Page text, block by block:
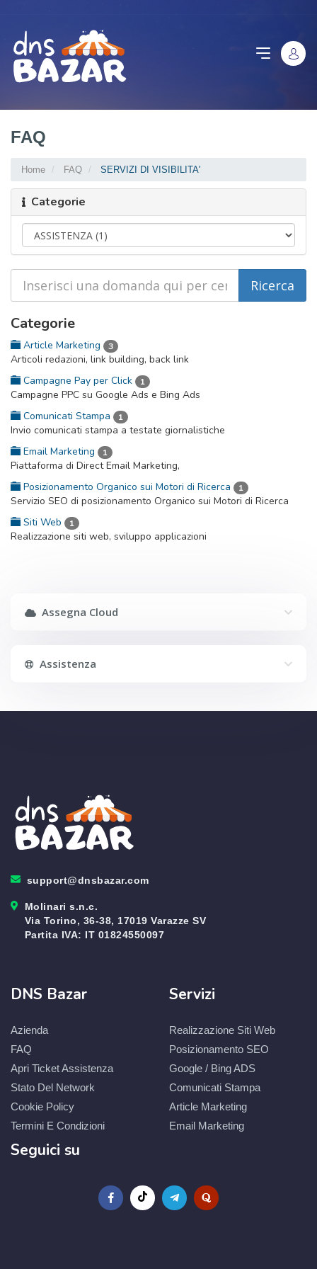
FAQ
Home FAQ SERVIZI DI VISIBILITA'
Categorie
Categorie
Article Marketing 3
Articoli redazioni, link building, back link
Campagne Pay per Click
1
Campagne PPC su Google Ads e Bing Ads
Comunicati Stampa
1
Invio comunicati stampa a testate giornalistiche
Email Marketing
1
Piattaforma di Direct Email Marketing,
Posizionamento Organico sui Motori di Ricerca
1
Servizio SEO di posizionamento Organico sui Motori di Ricerca
Siti Web
1
Realizzazione siti web, sviluppo applicazioni
Assegna Cloud
Assistenza
support@dnsbazar.com
Molinari s.n.c.
Via Torino, 36-38, 17019 Varazze SV
Partita IVA: IT 01824550097
DNS Bazar
Azienda
FAQ
Apri Ticket Assistenza
Stato Del Network
Cookie Policy
Termini E Condizioni
Servizi
Realizzazione Siti Web
Posizionamento SEO
Google / Bing ADS
Comunicati Stampa
Article Marketing
Email Marketing
Seguici su